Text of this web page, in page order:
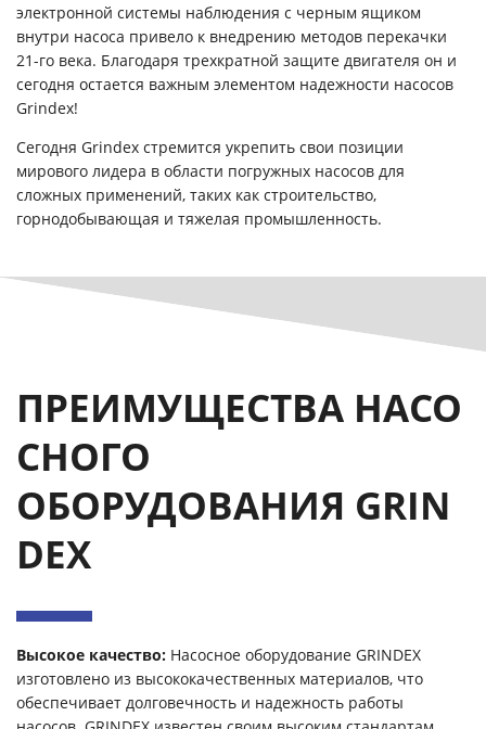
электронной системы наблюдения с черным ящиком
внутри насоса привело к внедрению методов перекачки
21-го века. Благодаря трехкратной защите двигателя он и
сегодня остается важным элементом надежности насосов
Grindex!
Сегодня Grindex стремится укрепить свои позиции
мирового лидера в области погружных насосов для
сложных применений, таких как строительство,
горнодобывающая и тяжелая промышленность.
ПРЕИМУЩЕСТВА НАСО
СНОГО
ОБОРУДОВАНИЯ GRIN
DEX
Высокое качество: Насосное оборудование GRINDEX
изготовлено из высококачественных материалов, что
обеспечивает долговечность и надежность работы